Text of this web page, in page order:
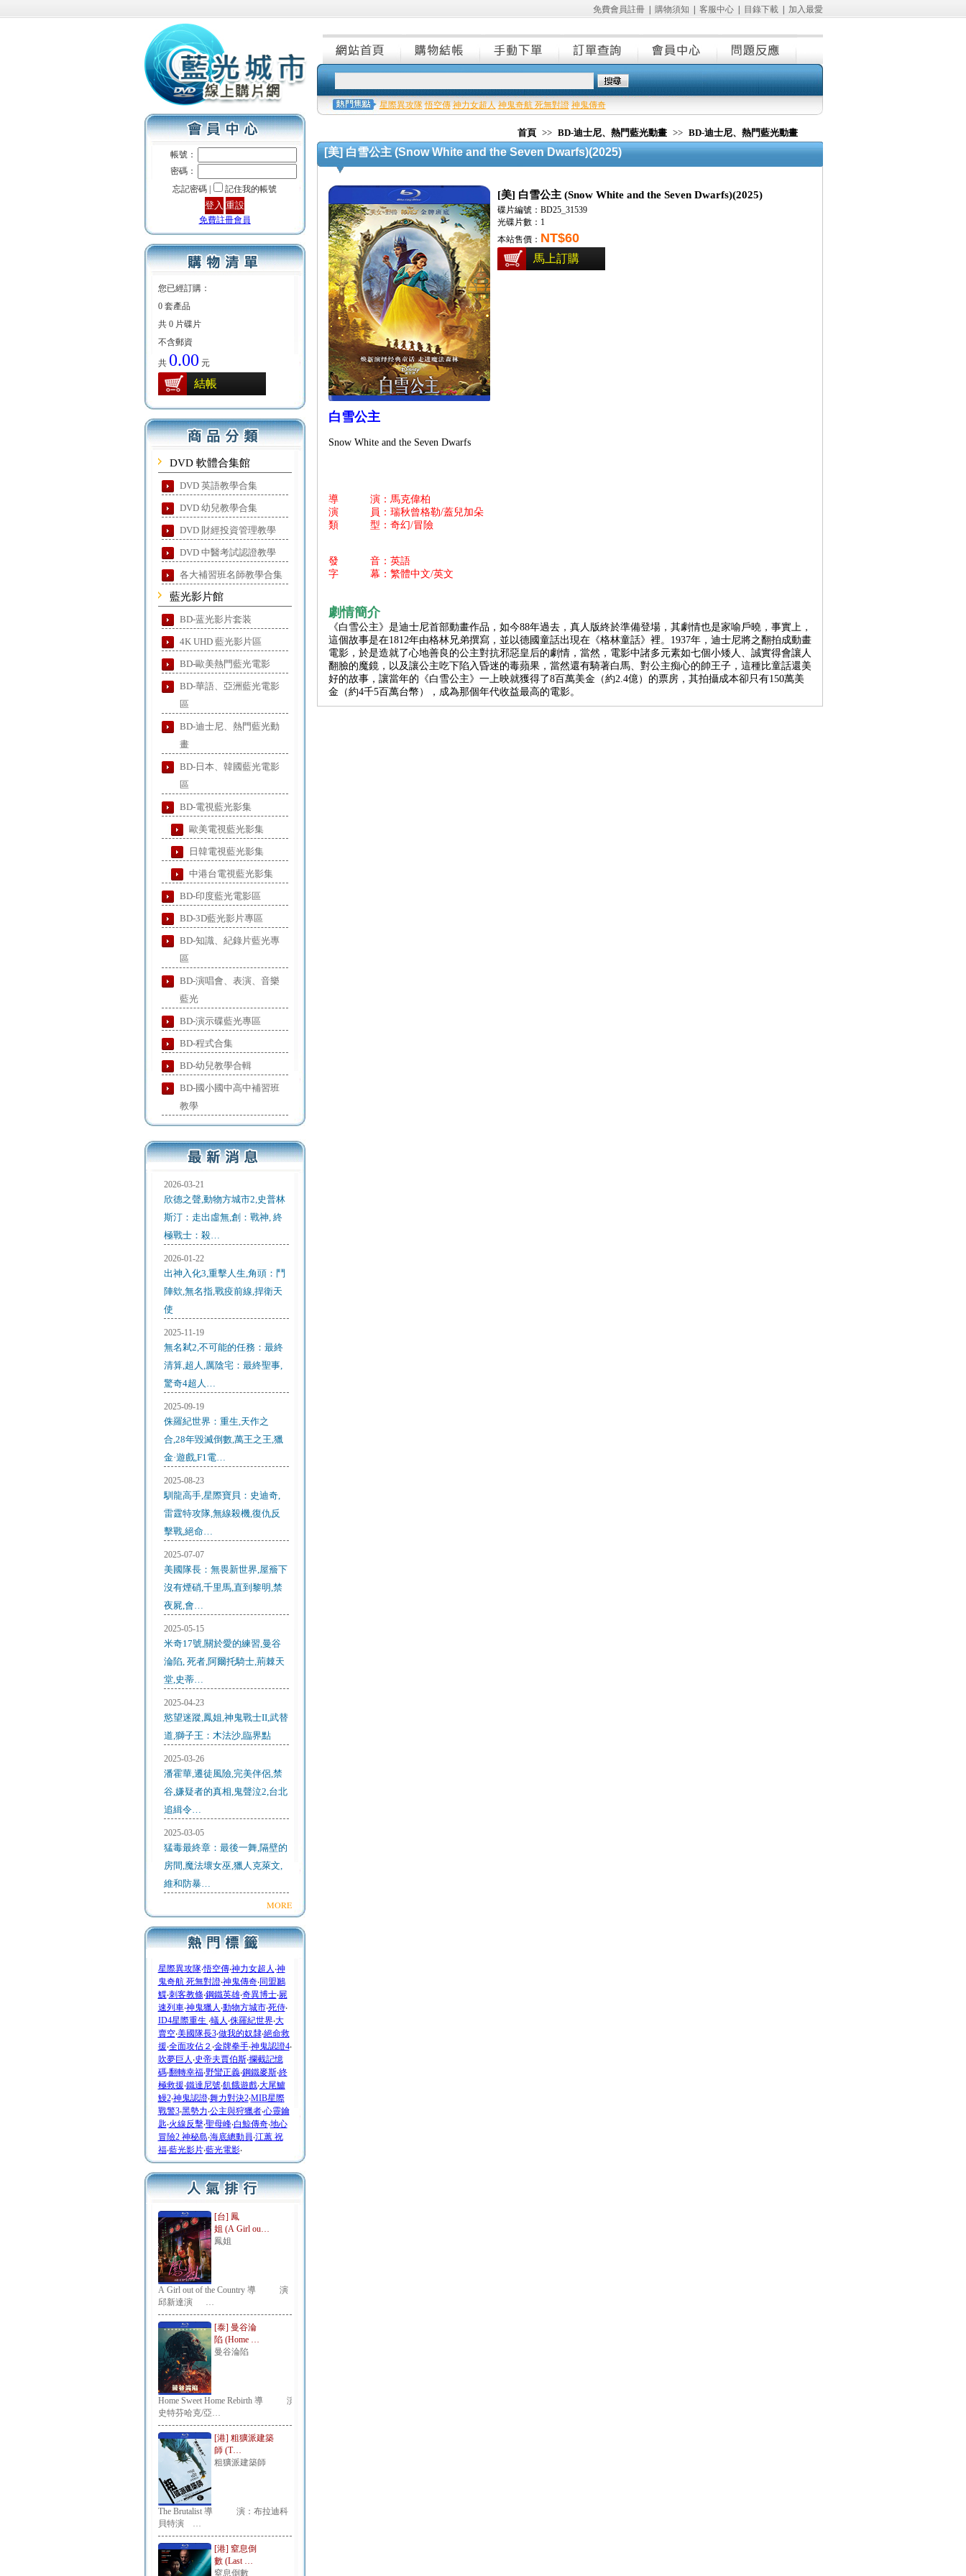
免費會員註冊| 購物須知 客服中心| 目錄下載| 加入最愛
帳號：
密碼：
忘記密碼 |
記住我的帳號
免費註冊會員
您已經訂購：
0 套產品
共 0 片碟片
不含郵資
共 0.00 元
結帳
DVD 軟體合集館
DVD 英語教學合集
DVD 幼兒教學合集
DVD 財經投資管理教學
DVD 中醫考試認證教學
各大補習班名師教學合集
藍光影片館
BD-蓝光影片套装
4K UHD 藍光影片區
BD-歐美熱門藍光電影
BD-華語、亞洲藍光電影
區
BD-迪士尼、熱門藍光動
畫
BD-日本、韓國藍光電影
區
BD-電視藍光影集
歐美電視藍光影集
日韓電視藍光影集
中港台電視藍光影集
BD-印度藍光電影區
BD-3D藍光影片專區
BD-知識、紀錄片藍光專
區
BD-演唱會、表演、音樂
藍光
BD-演示碟藍光專區
BD-程式合集
BD-幼兒教學合輯
BD-國小國中高中補習班
教學
2026-03-21
欣德之聲,動物方城市2,史普林
斯汀：走出虛無,創：戰神, 終
極戰士：殺…
2026-01-22
出神入化3,重擊人生,角頭：鬥
陣欸,無名指,戰疫前線,捍衛天
使
2025-11-19
無名弒2,不可能的任務：最終
清算,超人,厲陰宅：最終聖事,
驚奇4超人…
2025-09-19
侏羅紀世界：重生,天作之
合,28年毀滅倒數,萬王之王,獵
金·遊戲,F1電…
2025-08-23
馴龍高手,星際寶貝：史迪奇,
雷霆特攻隊,無線殺機,復仇反
擊戰,絕命…
2025-07-07
美國隊長：無畏新世界,屋簷下
沒有煙硝,千里馬,直到黎明,禁
夜屍,會…
2025-05-15
米奇17號,關於愛的練習,曼谷
淪陷, 死者,阿爾托騎士,荊棘天
堂,史蒂…
2025-04-23
慾望迷蹤,鳳姐,神鬼戰士II,武替
道,獅子王：木法沙,臨界點
2025-03-26
潘霍華,遷徒風險,完美伴侶,禁
谷,嫌疑者的真相,鬼聲泣2,台北
追緝令…
2025-03-05
猛毒最終章：最後一舞,隔壁的
房間,魔法壞女巫,獵人克萊文,
維和防暴…
MORE
星際異攻隊‧悟空傳‧神力女超人 ‧神
鬼奇航 死無對證‧神鬼傳奇‧同盟鶼
鰈‧刺客教條‧鋼鐵英雄‧奇異博士‧屍
速列車‧神鬼獵人 ‧動物方城市‧死侍‧
ID4星際重生 ‧蟻人 ‧侏羅紀世界‧大
賣空‧美國隊長3‧做我的奴隸‧絕命救
援‧全面攻佔２ ‧金牌拳手‧神鬼認證4‧
吹夢巨人 ‧史帝夫賈伯斯‧攔截記憶
碼‧翻轉幸福‧野蠻正義‧鋼鐵麥斯‧終
極救援‧鐵達尼號‧飢餓遊戲‧大尾鱸
鰻2‧神鬼認證‧舞力對決2‧MIB星際
戰警3‧黑勢力‧公主與狩獵者‧心靈鑰
匙‧火線反擊‧聖母峰‧白鯨傳奇‧地心
冒險2 神秘島‧海底總動員‧江蕙 祝
福‧藍光影片‧藍光電影‧
[台] 鳳
姐 (A Girl ou…
鳳姐
A Girl out of the Country 導 演：
邱新達演 …
[泰] 曼谷淪
陷 (Home …
曼谷淪陷
Home Sweet Home Rebirth 導 演：
史特芬哈克/亞…
[港] 粗獷派建築
師 (T…
粗獷派建築師
The Brutalist 導 演：布拉迪科
貝特演 …
[港] 窒息倒
數 (Last …
窒息倒數
星際異攻隊 悟空傳 神力女超人 神鬼奇航 死無對證 神鬼傳奇
首頁 >> BD-迪士尼、熱門藍光動畫 >> BD-迪士尼、熱門藍光動畫
[美] 白雪公主 (Snow White and the Seven Dwarfs)(2025)
[美] 白雪公主 (Snow White and the Seven Dwarfs)(2025)
碟片編號：BD25_31539
光碟片數：1
本站售價： NT$60
馬上訂購
白雪公主
Snow White and the Seven Dwarfs
導 演：馬克偉柏
演 員：瑞秋曾格勒/蓋兒加朵
類 型：奇幻/冒險
發 音：英語
字 幕：繁體中文/英文
劇情簡介
《白雪公主》是迪士尼首部動畫作品，如今88年過去，真人版終於準備登場，其劇情也是家喻戶曉，事實上，
這個故事是在1812年由格林兄弟撰寫，並以德國童話出現在《格林童話》裡。1937年，迪士尼將之翻拍成動畫
電影，於是造就了心地善良的公主對抗邪惡皇后的劇情，當然，電影中諸多元素如七個小矮人、誠實得會讓人
翻臉的魔鏡，以及讓公主吃下陷入昏迷的毒蘋果，當然還有騎著白馬、對公主痴心的帥王子，這種比童話還美
好的故事，讓當年的《白雪公主》一上映就獲得了8百萬美金（約2.4億）的票房，其拍攝成本卻只有150萬美
金（約4千5百萬台幣），成為那個年代收益最高的電影。